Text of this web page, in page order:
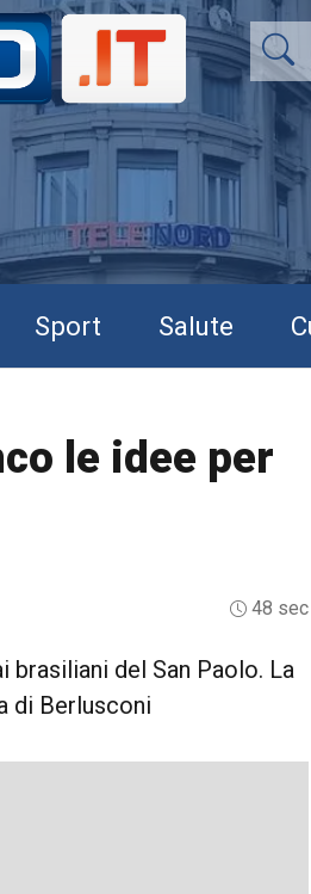
Sport Salute
le idee per
48 sec
brasiliani del San Paolo. La
di Berlusconi